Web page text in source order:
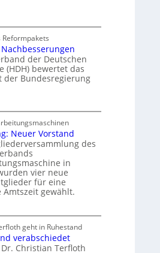
der Deutschen
(HDH) bewertet das
der Bundesregierung
Neuer Vorstand
des
in
vier neue
für eine
Amtszeit gewählt.
geht in Ruhestand
verabschiedet
Dr. Christian Terfloth